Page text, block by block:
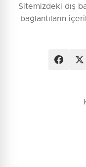
Sitemizdeki dış
bağlantıların